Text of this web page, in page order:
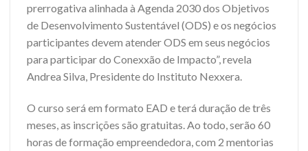
prerrogativa alinhada à Agenda 2030 dos Objetivos
de Desenvolvimento Sustentável (ODS) e os negócios
participantes devem atender ODS em seus negócios
para participar do Conexxão de Impacto”, revela
Andrea Silva, Presidente do Instituto Nexxera.
O curso será em formato EAD e terá duração de três
meses, as inscrições são gratuitas. Ao todo, serão 60
horas de formação empreendedora, com 2 mentorias